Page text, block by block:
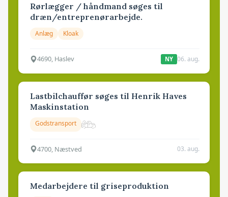
Rørlægger / håndmand søges til
dræn/entreprenørarbejde.
Anlæg Kloak
4690, Haslev NY 06. aug.
Lastbilchauffør søges til Henrik Haves
Maskinstation
Godstransport
4700, Næstved 03. aug.
Medarbejdere til griseproduktion